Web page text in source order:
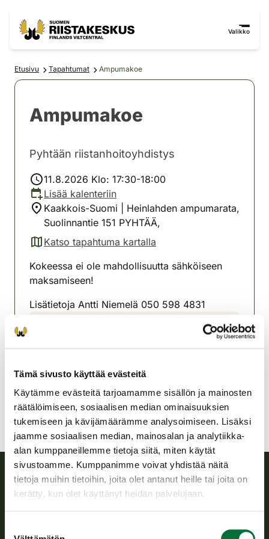
Tämä sivusto käyttää evästeitä
Käytämme evästeitä tarjoamamme sisällön ja mainosten
räätälöimiseen, sosiaalisen median ominaisuuksien
tukemiseen ja kävijämäärämme analysoimiseen. Lisäksi
jaamme sosiaalisen median, mainosalan ja analytiikka-
alan kumppaneillemme tietoja siitä, miten käytät
sivustoamme. Kumppanimme voivat yhdistää näitä
tietoja muihin tietoihin, joita olet antanut heille tai joita on
kerätty, kun olet käyttänyt heidän palvelujaan.
Valikko
Etusivu Tapahtumat Ampumakoe
Ampumakoe
Pyhtään riistanhoitoyhdistys
11.8.2026 Klo: 17:30-18:00
Lisää kalenteriin
Kaakkois-Suomi | Heinlahden ampumarata,
Suolinnantie 151 PYHTÄÄ,
Katso tapahtuma kartalla
(avautuu uuteen välilehteen)
Kokeessa ei ole mahdollisuutta sähköiseen
maksamiseen!
Lisätietoja Antti Niemelä 050 598 4831
Kaakkois-Suomi
pyhtaa@rhy.riista.fi
Suomen riistakeskus
riistanhoitoyhdistysten toimintaa ja huolehtii riistapolitiikan